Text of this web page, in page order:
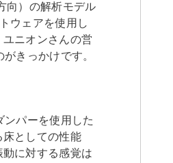
向）の解析モデル
ウェアを使用し
ニオンさんの営
きっかけです。
パーを使用した
としての性能
に対する感覚は